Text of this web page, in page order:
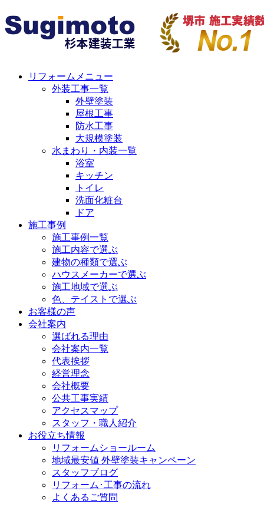
リフォームメニュー
外装工事一覧
外壁塗装
屋根工事
防水工事
大規模塗装
水まわり・内装一覧
浴室
キッチン
トイレ
洗面化粧台
ドア
施工事例
施工事例一覧
施工内容で選ぶ
建物の種類で選ぶ
ハウスメーカーで選ぶ
施工地域で選ぶ
色、テイストで選ぶ
お客様の声
会社案内
選ばれる理由
会社案内一覧
代表挨拶
経営理念
会社概要
公共工事実績
アクセスマップ
スタッフ・職人紹介
お役立ち情報
リフォームショールーム
地域最安値 外壁塗装キャンペーン
スタッフブログ
リフォーム･工事の流れ
よくあるご質問